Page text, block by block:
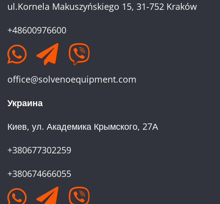
ul.Kornela Makuszyńskiego 15, 31-752 Kraków
+48600976600
office@solvenoequipment.com
Украина
Киев, ул. Академика Крымского, 27А
+380677302259
+380674666055